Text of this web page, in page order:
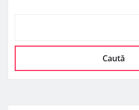
Caută